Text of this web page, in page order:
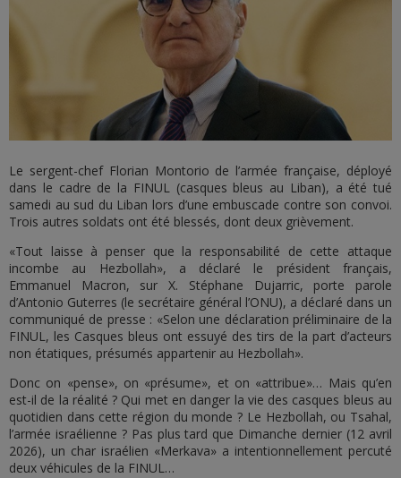
Le sergent-chef Florian Montorio de l’armée française, déployé
dans le cadre de la FINUL (casques bleus au Liban), a été tué
samedi au sud du Liban lors d’une embuscade contre son convoi.
Trois autres soldats ont été blessés, dont deux grièvement.
«Tout laisse à penser que la responsabilité de cette attaque
incombe au Hezbollah», a déclaré le président français,
Emmanuel Macron, sur X. Stéphane Dujarric, porte parole
d’Antonio Guterres (le secrétaire général l’ONU), a déclaré dans un
communiqué de presse : «Selon une déclaration préliminaire de la
FINUL, les Casques bleus ont essuyé des tirs de la part d’acteurs
non étatiques, présumés appartenir au Hezbollah».
Donc on «pense», on «présume», et on «attribue»… Mais qu’en
est-il de la réalité ? Qui met en danger la vie des casques bleus au
quotidien dans cette région du monde ? Le Hezbollah, ou Tsahal,
l’armée israélienne ? Pas plus tard que Dimanche dernier (12 avril
2026), un char israélien «Merkava» a intentionnellement percuté
deux véhicules de la FINUL…